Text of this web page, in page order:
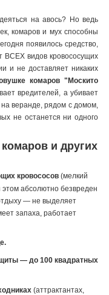
на авось? Но ведь
комаров и мух способны
появилось средство,
ВСЕХ видов кровососущих
и не доставляет никаких
комаров "Москито
вредителей, а убивает
веранде, рядом с домом,
не останется ни одного
и других
кровососов (мелкий
этом абсолютно безвреден
— не выделяет
запаха, работает
— до 100 квадратных
(аттрактантах,